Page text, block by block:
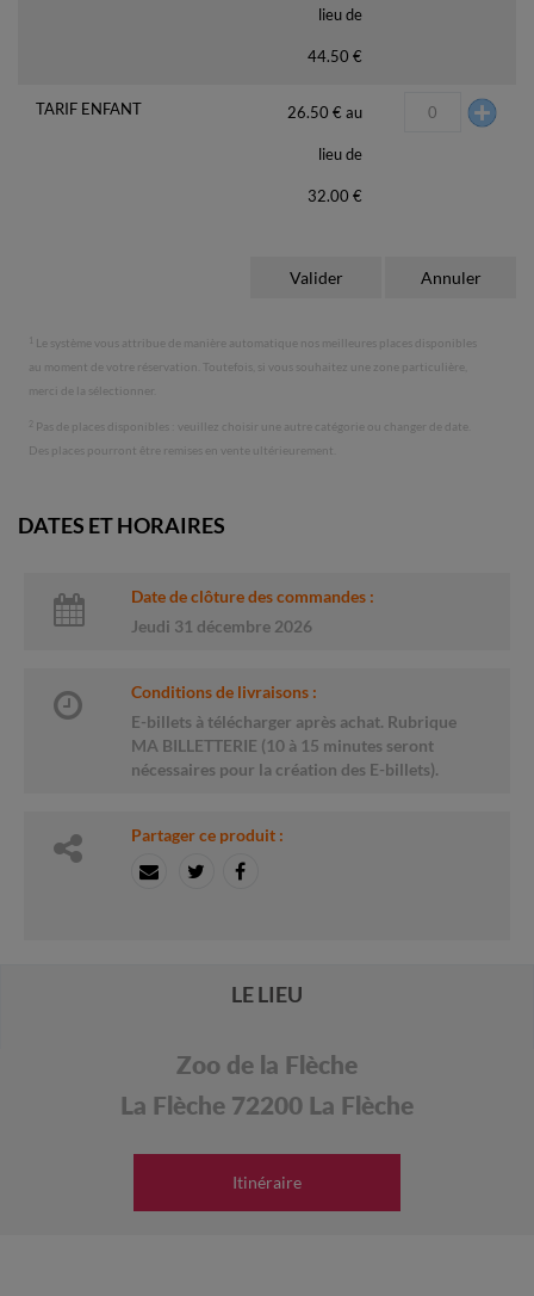
lieu de
44.50 €
TARIF ENFANT 26.50 € au
lieu de
32.00 €
Le système vous attribue de manière automatique nos meilleures places disponibles
au moment de votre réservation. Toutefois, si vous souhaitez une zone particulière,
merci de la sélectionner.
Pas de places disponibles : veuillez choisir une autre catégorie ou changer de date.
Des places pourront être remises en vente ultérieurement.
DATES ET HORAIRES
Date de clôture des commandes :
Jeudi 31 décembre 2026
Conditions de livraisons :
E-billets à télécharger après achat. Rubrique
MA BILLETTERIE (10 à 15 minutes seront
nécessaires pour la création des E-billets).
Partager ce produit :
LE LIEU
Zoo de la Flèche
La Flèche 72200 La Flèche
Itinéraire